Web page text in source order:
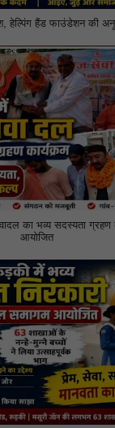
हेल्पिंग हैंड फाउंडेशन की
का भव्य सदस्यता
आयोजित